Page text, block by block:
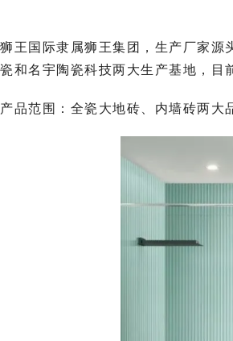
狮王国际隶属狮王集团，生产厂家源
瓷和名宇陶瓷科技两大生产基地，目
产品范围：全瓷大地砖、内墙砖两大